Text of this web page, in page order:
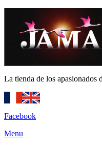
La tienda de los apasionados
Facebook
Menu